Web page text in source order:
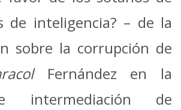
de inteligencia? – de la
sobre la corrupción de
Fernández en la
intermediación de